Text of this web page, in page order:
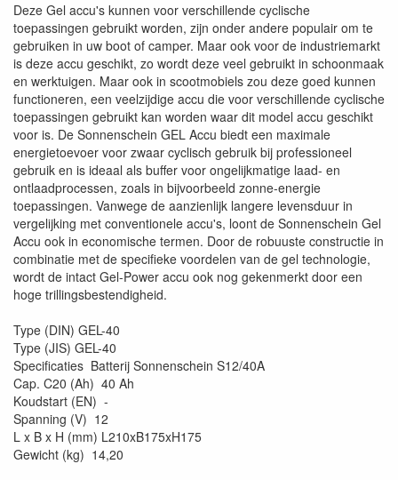
Deze Gel accu's kunnen voor verschillende cyclische
toepassingen gebruikt worden, zijn onder andere populair om te
gebruiken in uw boot of camper. Maar ook voor de industriemarkt
is deze accu geschikt, zo wordt deze veel gebruikt in schoonmaak
en werktuigen. Maar ook in scootmobiels zou deze goed kunnen
functioneren, een veelzijdige accu die voor verschillende cyclische
toepassingen gebruikt kan worden waar dit model accu geschikt
voor is. De Sonnenschein GEL Accu biedt een maximale
energietoevoer voor zwaar cyclisch gebruik bij professioneel
gebruik en is ideaal als buffer voor ongelijkmatige laad- en
ontlaadprocessen, zoals in bijvoorbeeld zonne-energie
toepassingen. Vanwege de aanzienlijk langere levensduur in
vergelijking met conventionele accu's, loont de Sonnenschein Gel
Accu ook in economische termen. Door de robuuste constructie in
combinatie met de specifieke voordelen van de gel technologie,
wordt de intact Gel-Power accu ook nog gekenmerkt door een
hoge trillingsbestendigheid.
Type (DIN) GEL-40
Type (JIS) GEL-40
Specificaties Batterij Sonnenschein S12/40A
Cap. C20 (Ah) 40 Ah
Koudstart (EN) -
Spanning (V) 12
L x B x H (mm) L210xB175xH175
Gewicht (kg) 14,20